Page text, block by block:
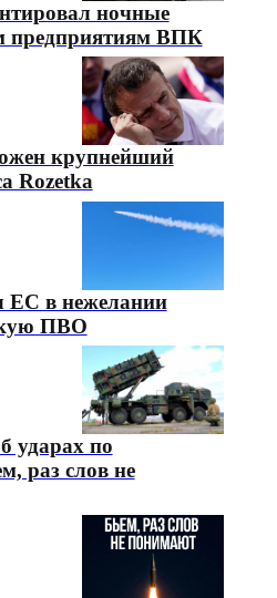
ночные
предприятиям ВПК
крупнейший
Rozetka
ЕС в нежелании
ПВО
ударах по
раз слов не